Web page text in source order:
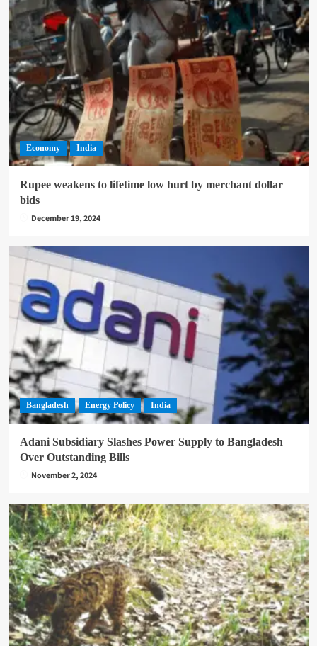
Economy India
Rupee weakens to lifetime low hurt by merchant dollar
bids
December 19, 2024
Bangladesh Energy Policy India
Adani Subsidiary Slashes Power Supply to Bangladesh
Over Outstanding Bills
November 2, 2024